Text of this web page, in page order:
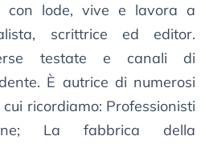
con lode, vive e lavora a
scrittrice ed editor.
testate e canali di
È autrice di numerosi
ricordiamo: Professionisti
La fabbrica della